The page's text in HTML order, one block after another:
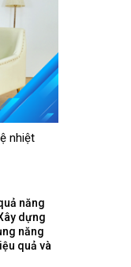
nhiệt
năng
dựng
năng
quả và